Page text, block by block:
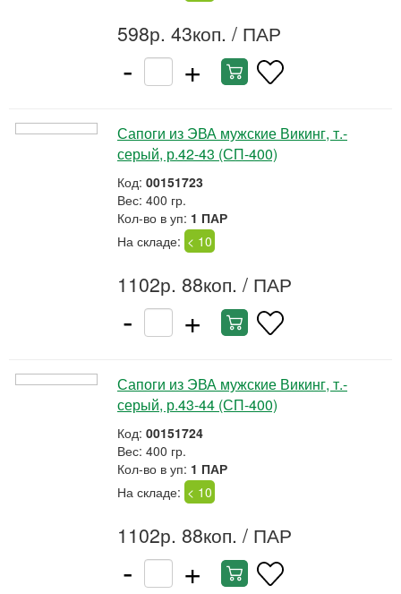
598р. 43коп. / ПАР
- +
Сапоги из ЭВА мужские Викинг, т.-
серый, р.42-43 (СП-400)
Код: 00151723
Вес: 400 гр.
Кол-во в уп: 1 ПАР
На складе: < 10
1102р. 88коп. / ПАР
- +
Сапоги из ЭВА мужские Викинг, т.-
серый, р.43-44 (СП-400)
Код: 00151724
Вес: 400 гр.
Кол-во в уп: 1 ПАР
На складе: < 10
1102р. 88коп. / ПАР
- +